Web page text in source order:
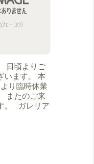
日頃よりご
います。 本
り臨時休業
またのご来
。 ガレリア